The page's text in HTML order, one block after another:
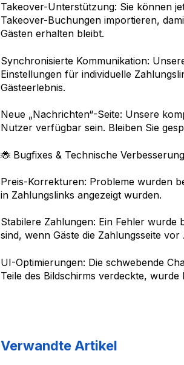
Takeover-Unterstützung: Sie können
Takeover-Buchungen importieren,
Gästen erhalten bleibt.
Synchronisierte Kommunikation:
Einstellungen für individuelle
Gästeerlebnis.
Neue „Nachrichten“-Seite: Unsere
Nutzer verfügbar sein. Bleiben Sie
🐞 Bugfixes & Technische
Preis-Korrekturen: Probleme wurden
in Zahlungslinks angezeigt wurden.
Stabilere Zahlungen: Ein Fehler
sind, wenn Gäste die Zahlungsseite
UI-Optimierungen: Die schwebende
Teile des Bildschirms verdeckte, wurde
Verwandte Artikel